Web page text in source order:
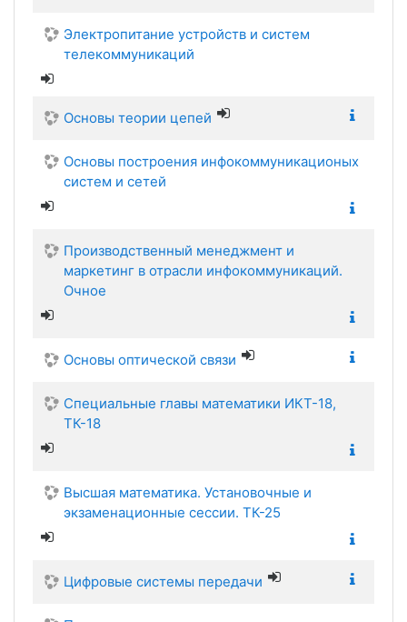
Электропитание устройств и систем
телекоммуникаций
Основы теории цепей
Основы построения инфокоммуникационых
систем и сетей
Производственный менеджмент и
маркетинг в отрасли инфокоммуникаций.
Очное
Основы оптической связи
Специальные главы математики ИКТ-18,
ТК-18
Высшая математика. Установочные и
экзаменационные сессии. ТК-25
Цифровые системы передачи